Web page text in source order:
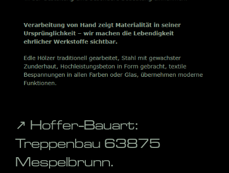
↗️ Hoffer-Bauart:
Treppenbau 63875
Mespelbrunn.